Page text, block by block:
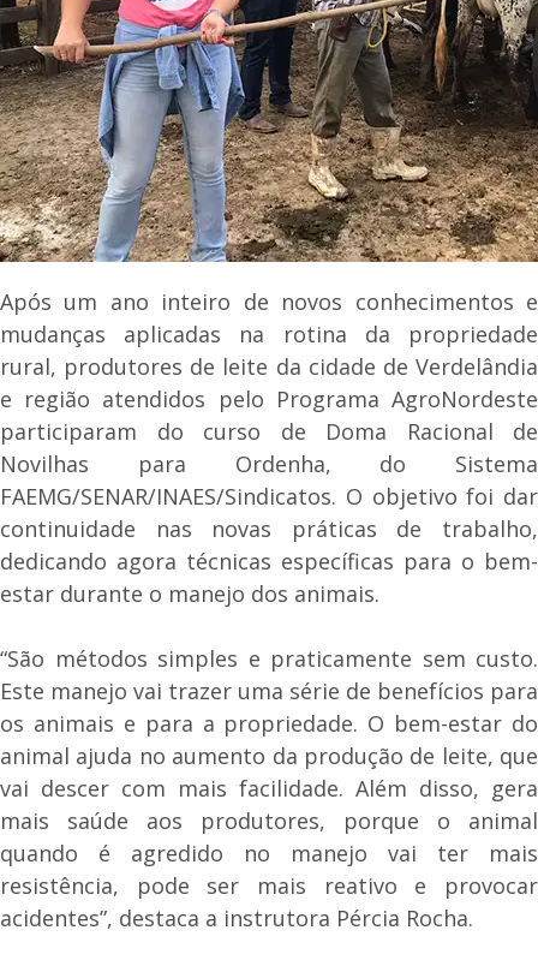
Após um ano inteiro de novos conhecimentos e
mudanças aplicadas na rotina da propriedade
rural, produtores de leite da cidade de Verdelândia
e região atendidos pelo Programa AgroNordeste
participaram do curso de Doma Racional de
Novilhas para Ordenha, do Sistema
FAEMG/SENAR/INAES/Sindicatos. O objetivo foi dar
continuidade nas novas práticas de trabalho,
dedicando agora técnicas específicas para o bem-
estar durante o manejo dos animais.
“São métodos simples e praticamente sem custo.
Este manejo vai trazer uma série de benefícios para
os animais e para a propriedade. O bem-estar do
animal ajuda no aumento da produção de leite, que
vai descer com mais facilidade. Além disso, gera
mais saúde aos produtores, porque o animal
quando é agredido no manejo vai ter mais
resistência, pode ser mais reativo e provocar
acidentes”, destaca a instrutora Pércia Rocha.